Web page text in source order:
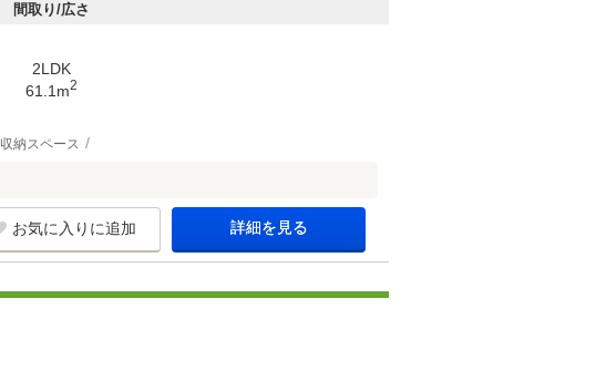
間取り/広さ
2LDK
61.1m2
収納スペース
お気に入りに追加 詳細を見る